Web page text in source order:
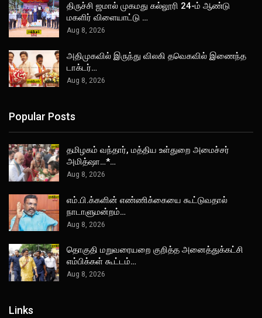
திருச்சி ஜமால் முகமது கல்லூரி 24-ம் ஆண்டு
மகளிர் விளையாட்டு …
Aug 8, 2026
அதிமுகவில் இருந்து விலகி தவெகவில் இணைந்த
டாக்டர்…
Aug 8, 2026
Popular Posts
தமிழகம் வந்தார், மத்திய உள்துறை அமைச்சர்
அமித்ஷா…*…
Aug 8, 2026
எம்.பி.க்களின் எண்ணிக்கையை கூட்டுவதால்
நாடாளுமன்றம்…
Aug 8, 2026
தொகுதி மறுவரையறை குறித்த அனைத்துக்கட்சி
எம்பிக்கள் கூட்டம்…
Aug 8, 2026
Links